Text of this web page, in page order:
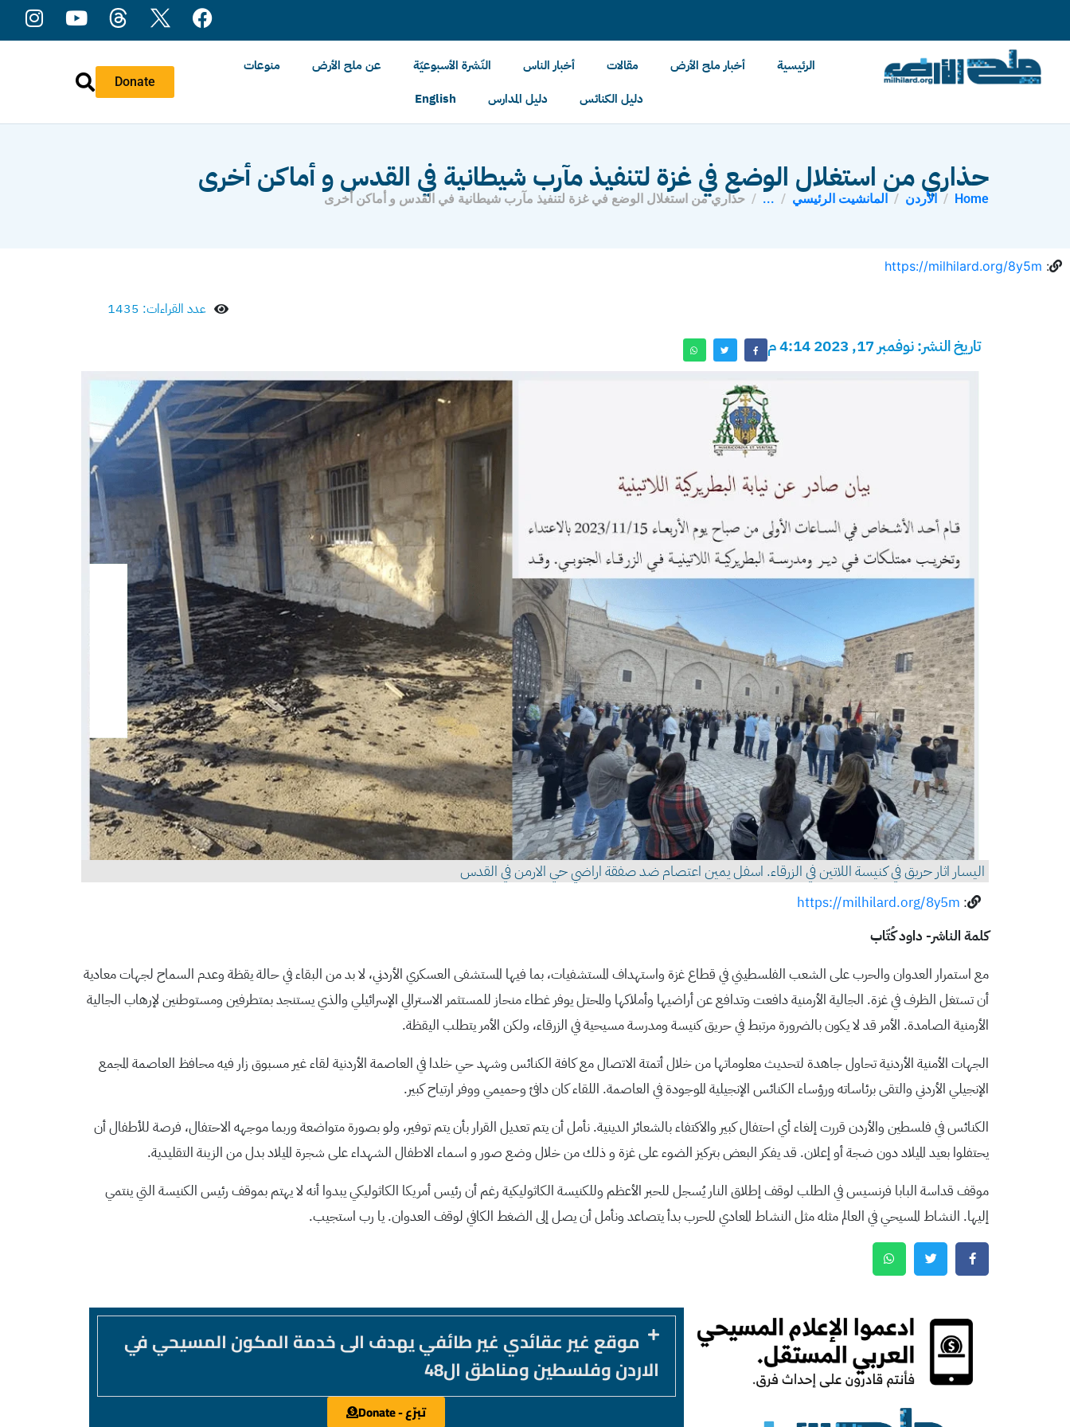
Donate
الرئيسية أخبار ملح الأرض مقالات أخبار الناس النّشرة الأسبوعيّة عن ملح الأرض
منوعات
دليل الكنائس
دليل المدارس English
حذاري من استغلال الوضع في غزة لتنفيذ مآرب شيطانية في القدس و أماكن أخرى
Home الأردن المانشيت الرئيسي ... حذاري من استغلال الوضع في غزة لتنفيذ مآرب شيطانية في القدس و أماكن أخرى
:
https://milhilard.org/8y5m
عدد القراءات: 1435
تاريخ النشر: نوفمبر 17, 2023 4:14 م
اليسار اثار حريق في كنيسة اللاتين في الزرقاء. اسفل يمين اعتصام ضد صفقة اراضي حي الارمن في القدس
:
https://milhilard.org/8y5m
كلمة الناشر- داود كُتّاب
مع استمرار العدوان والحرب على الشعب الفلسطيني في قطاع غزة واستهداف المستشفيات، بما فيها المستشفى العسكري الأردني، لا بد من البقاء في حالة يقظة وعدم السماح لجهات معادية
أن تستغل الظرف في غزة. الجالية الأرمنية دافعت وتدافع عن أراضيها وأملاكها والمحتل يوفر غطاء منحاز للمستثمر الاسترالي الإسرائيلي والذي يستنجد بمتطرفين ومستوطنين لإرهاب الجالية
الأرمنية الصامدة. الأمر قد لا يكون بالضرورة مرتبط في حريق كنيسة ومدرسة مسيحية في الزرقاء، ولكن الأمر يتطلب اليقظة.
الجهات الأمنية الأردنية تحاول جاهدة لتحديث معلوماتها من خلال أتمتة الاتصال مع كافة الكنائس وشهد حي خلدا في العاصمة الأردنية لقاء غير مسبوق زار فيه محافظ العاصمة المجمع
الإنجيلي الأردني والتقى برئاساته ورؤساء الكنائس الإنجيلية الموجودة في العاصمة. اللقاء كان دافئ وحميمي ووفر ارتياح كبير.
الكنائس في فلسطين والأردن قررت إلغاء أي احتفال كبير والاكتفاء بالشعائر الدينية. نأمل أن يتم تعديل القرار بأن يتم توفير، ولو بصورة متواضعة وربما موجهه الاحتفال، فرصة للأطفال أن
يحتفلوا بعيد الميلاد دون ضجة أو إعلان. قد يفكر البعض بتركيز الضوء على غزة و ذلك من خلال وضع صور و اسماء الاطفال الشهداء على شجرة الميلاد بدل من الزينة التقليدية.
موقف قداسة البابا فرنسيس في الطلب لوقف إطلاق النار يُسجل للحبر الأعظم وللكنيسة الكاثوليكية رغم أن رئيس أمريكا الكاثوليكي يبدوا أنه لا يهتم بموقف رئيس الكنيسة التي ينتمي
إليها. النشاط المسيحي في العالم مثله مثل النشاط المعادي للحرب بدأ يتصاعد ونأمل أن يصل إلى الضغط الكافي لوقف العدوان. يا رب استجيب.
موقع غير عقائدي غير طائفي يهدف الى خدمة المكون المسيحي في
الاردن وفلسطين ومناطق ال48
تبرّع - Donate